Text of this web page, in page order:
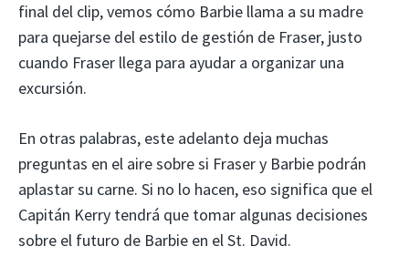
final del clip, vemos cómo Barbie llama a su madre
para quejarse del estilo de gestión de Fraser, justo
cuando Fraser llega para ayudar a organizar una
excursión.
En otras palabras, este adelanto deja muchas
preguntas en el aire sobre si Fraser y Barbie podrán
aplastar su carne. Si no lo hacen, eso significa que el
Capitán Kerry tendrá que tomar algunas decisiones
sobre el futuro de Barbie en el St. David.